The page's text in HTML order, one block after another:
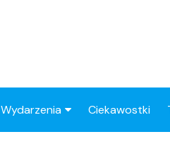
Wydarzenia Ciekawostki